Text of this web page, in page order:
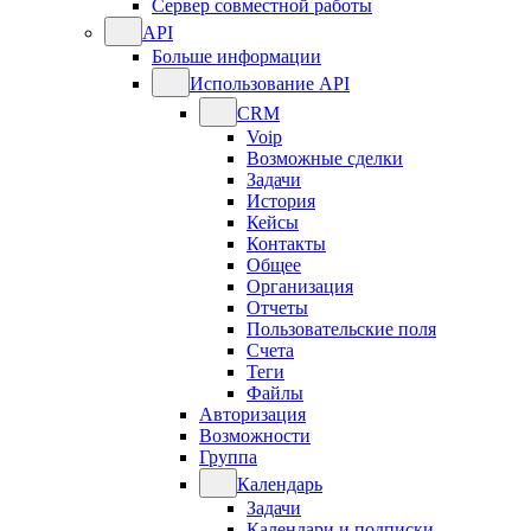
Сервер совместной работы
API
Больше информации
Использование API
CRM
Voip
Возможные сделки
Задачи
История
Кейсы
Контакты
Общее
Организация
Отчеты
Пользовательские поля
Счета
Теги
Файлы
Авторизация
Возможности
Группа
Календарь
Задачи